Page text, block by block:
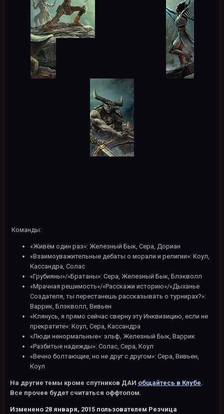
Команды:
«Живём один раз»: Железный Бык, Сера, Дориан
«Взаимоуважительные дебаты о морали и религии»: Коул,
Кассандра, Солас
«Грубияны»/«Братаны»: Сера, Железный Бык, Блэкволл
«Мрачная решимость»/«Расскажи историю»/«Дыханье
Создателя, ты перестанешь рассказывать о турнирах?»:
Варрик, Блэкволл, Вивьен
«Клянусь, я прямо сейчас сверну эту Инквизицию, если не
прекратите»: Коул, Сера, Кассандра
«Люди ненормальные»: эльф, Железный Бык, Варрик
«Разбитые надежды»: Солас, Сера, Коул
«Вечно болтающие, но не друг с другом»: Сера, Вивьен,
Коул
На другие темы кроме спутников ДАИ общайтесь в Клубе.
Все прочее будет считаться оффтопом.
Изменено 28 января, 2015 пользователем Резчица